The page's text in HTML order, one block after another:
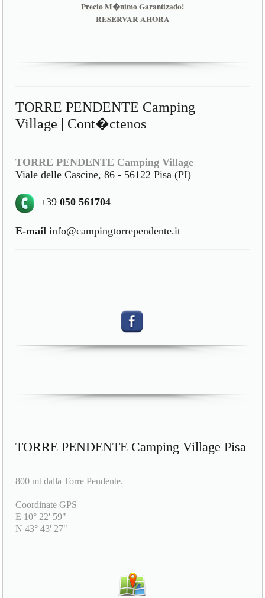
Precio M�nimo Garantizado!
RESERVAR AHORA
TORRE PENDENTE Camping
Village | Cont�ctenos
TORRE PENDENTE Camping Village
Viale delle Cascine, 86 - 56122 Pisa (PI)
+39050 561704
E-mail info@campingtorrependente.it
TORRE PENDENTE Camping Village Pisa
800 mt dalla Torre Pendente.
Coordinate GPS
E 10° 22' 59"
N 43° 43' 27"